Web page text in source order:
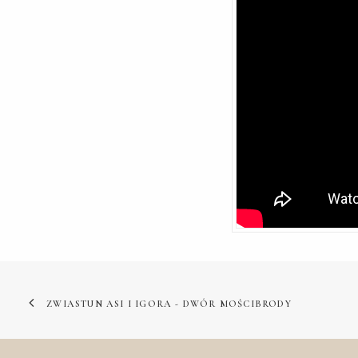
ZWIASTUN ASI I IGORA - DWÓR MOŚCIBRODY